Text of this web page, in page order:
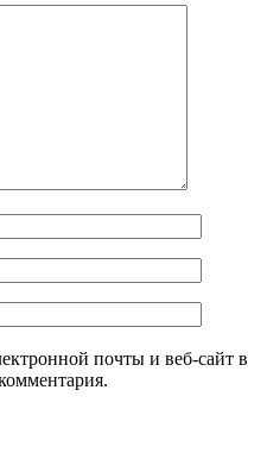
почты и веб-сайт в